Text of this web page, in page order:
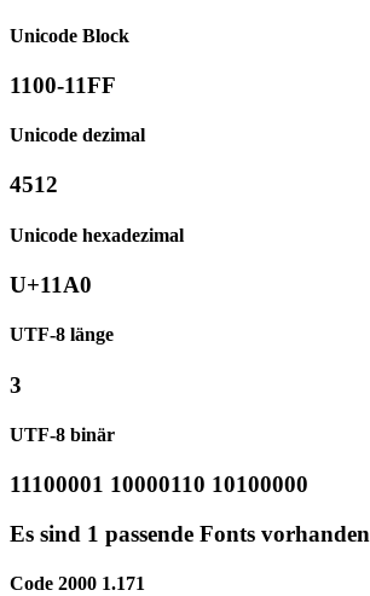
Unicode Block
1100-11FF
Unicode dezimal
4512
Unicode hexadezimal
U+11A0
UTF-8 länge
3
UTF-8 binär
11100001 10000110 10100000
Es sind 1 passende Fonts vorhanden
Code 2000 1.171